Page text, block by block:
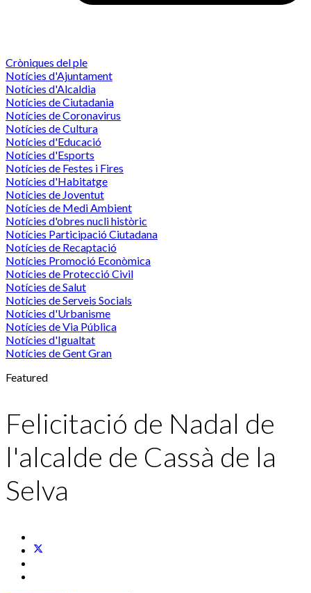
Cròniques del ple
Notícies d'Ajuntament
Notícies d'Alcaldia
Notícies de Ciutadania
Notícies de Coronavirus
Notícies de Cultura
Notícies d'Educació
Notícies d'Esports
Notícies de Festes i Fires
Notícies d'Habitatge
Notícies de Joventut
Notícies de Medi Ambient
Notícies d'obres nucli històric
Notícies Participació Ciutadana
Notícies de Recaptació
Notícies Promoció Econòmica
Notícies de Protecció Civil
Notícies de Salut
Notícies de Serveis Socials
Notícies d'Urbanisme
Notícies de Via Pública
Notícies d'Igualtat
Notícies de Gent Gran
Featured
Felicitació de Nadal de
l'alcalde de Cassà de la
Selva